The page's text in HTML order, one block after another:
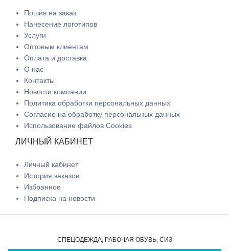
Пошив на заказ
Нанесение логотипов
Услуги
Оптовым клиентам
Оплата и доставка
О нас
Контакты
Новости компании
Политика обработки персональных данных
Согласие на обработку персональных данных
Использование файлов Cookies
ЛИЧНЫЙ КАБИНЕТ
Личный кабинет
История заказов
Избранное
Подписка на новости
СПЕЦОДЕЖДА, РАБОЧАЯ ОБУВЬ, СИЗ